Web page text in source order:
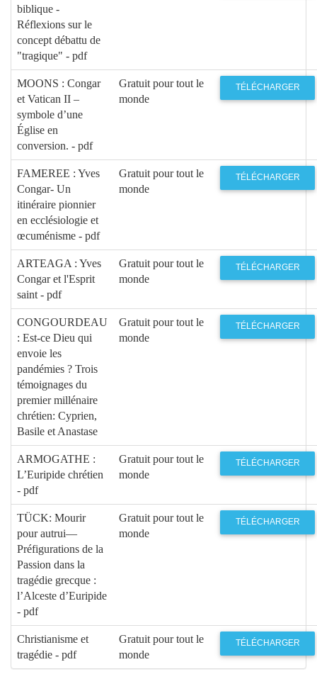
biblique -
Réflexions sur le
concept débattu de
"tragique" - pdf
MOONS : Congar
et Vatican II –
symbole d’une
Église en
conversion. - pdf
Gratuit pour tout le
monde
TÉLÉCHARGER
FAMEREE : Yves
Congar- Un
itinéraire pionnier
en ecclésiologie et
œcuménisme - pdf
Gratuit pour tout le
monde
TÉLÉCHARGER
ARTEAGA : Yves
Congar et l'Esprit
saint - pdf
Gratuit pour tout le
monde
TÉLÉCHARGER
CONGOURDEAU
: Est-ce Dieu qui
envoie les
pandémies ? Trois
témoignages du
premier millénaire
chrétien: Cyprien,
Basile et Anastase
Gratuit pour tout le
monde
TÉLÉCHARGER
ARMOGATHE :
L’Euripide chrétien
- pdf
Gratuit pour tout le
monde
TÉLÉCHARGER
TÜCK: Mourir
pour autrui—
Préfigurations de la
Passion dans la
tragédie grecque :
l’Alceste d’Euripide
- pdf
Gratuit pour tout le
monde
TÉLÉCHARGER
Christianisme et
tragédie - pdf
Gratuit pour tout le
monde
TÉLÉCHARGER